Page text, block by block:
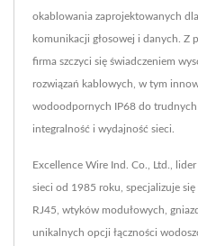
okablowania zaprojektowanych
komunikacji głosowej i danych. Z
firma szczyci się świadczeniem
rozwiązań kablowych, w tym
wodoodpornych IP68 do trudnych
integralność i wydajność sieci.
Excellence Wire Ind. Co., Ltd.,
sieci od 1985 roku, specjalizuje
RJ45, wtyków modułowych,
unikalnych opcji łączności